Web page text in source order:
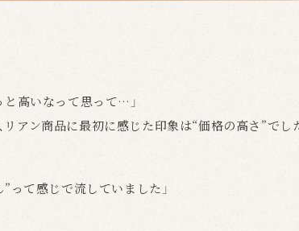
と高いなって思って…」
アン商品に最初に感じた印象は“価格の高さ”でし
って感じで流していました」